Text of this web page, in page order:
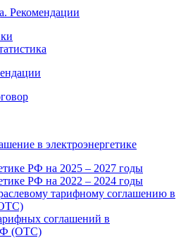
Рекомендации
в электроэнергетике
РФ на 2025 – 2027 годы
РФ на 2022 – 2024 годы
тарифному соглашению в
соглашений в
(ОТС)